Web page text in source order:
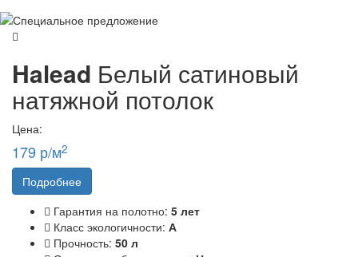
Halead Белый сатиновый
натяжной потолок
Цена:
179 р/м2
Подробнее
Гарантия на полотно: 5 лет
Класс экологичности: А
Прочность: 50 л